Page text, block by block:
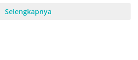
Selengkapnya